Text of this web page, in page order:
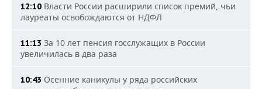
12:10 Власти России расширили список премий, чьи
лауреаты освобождаются от НДФЛ
11:13 За 10 лет пенсия госслужащих в России
увеличилась в два раза
10:43 Осенние каникулы у ряда российских